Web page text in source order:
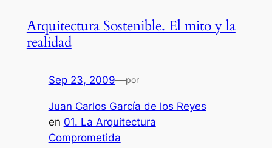
Arquitectura Sostenible. El mito y la
realidad
Sep 23, 2009—por
Juan Carlos García de los Reyes
en 01. La Arquitectura
Comprometida